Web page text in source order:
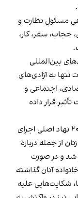
مسئول نظارت و
حجاب، سفر، کار،
بین‌المللی
تنها به آزادی‌های
اجتماعی و
قرار داده
وزارت امر به معروف طالبان در ماه می ۲۰۲۲ نهاد اصلی اجرای
از جمله درباره
و در صورت
آنان گذاشته
شکایت‌هایی علیه